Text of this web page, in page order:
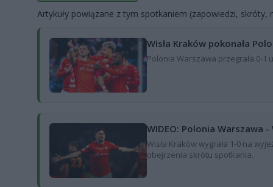
Artykuły powiązane z tym spotkaniem (zapowiedzi, skróty,
Wisła Kraków pokonała
Polonia Warszawa przegrała 0-1
WIDEO: Polonia Warszawa -
Wisła Kraków wygrała 1-0 na
obejrzenia skrótu spotkania.